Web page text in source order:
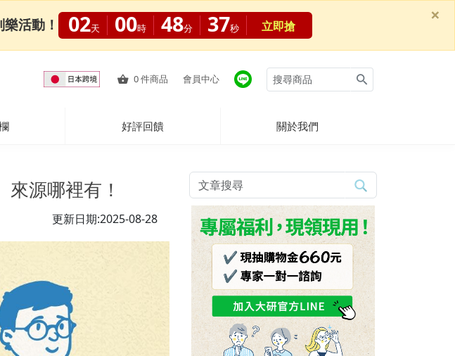
0件商品 會員中心
好評回饋 關於我們
源哪裡有！
更新日期:2025-08-28
活動！ 02天 00時 48分 36秒 立即搶
×